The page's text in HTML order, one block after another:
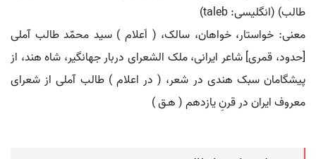
طالب) (انگلیسی: taleb)
معنی: خواستار، خواهان، سالک، ( اَعلام ) سید محمّد طالب آملی
[حدود، قمری] شاعر ایرانی، ملک الشعرای دربار جهانگیر، شاه هند، از
پیشگامان سبک هندی در شعر، ( در اعلام ) طالب آملی از شعرای
معروف ایران در قرنِ یازدهم ( هـق )